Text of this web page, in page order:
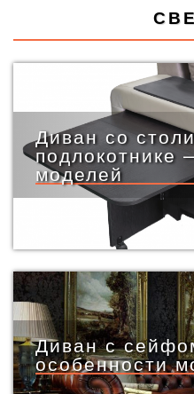
Диван со
подлокотнике
моделей
Диван с
особенности